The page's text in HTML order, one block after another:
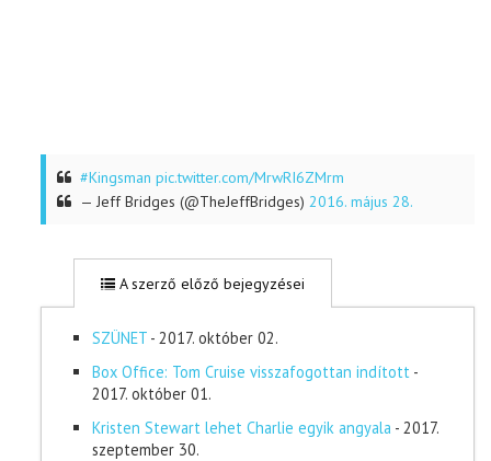
#Kingsman pic.twitter.com/MrwRI6ZMrm
— Jeff Bridges (@TheJeffBridges)2016. május 28.
A szerző előző bejegyzései
SZÜNET - 2017. október 02.
Box Office: Tom Cruise visszafogottan indított -
2017. október 01.
Kristen Stewart lehet Charlie egyik angyala - 2017.
szeptember 30.